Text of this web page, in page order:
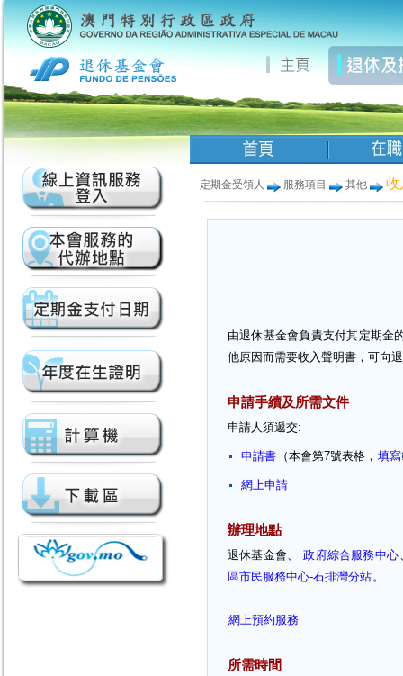
定期金受領人 服務項目 其他 收
由退休基金會負責支付其定期金
他原因而需要收入聲明書，可向
申請手續及所需文件
申請人須遞交:
申請書 （本會第7號表格， 填
網上申請
辦理地點
退休基金會、 政府綜合服務中心
區市民服務中心-石排灣分站。
網上預約服務
所需時間